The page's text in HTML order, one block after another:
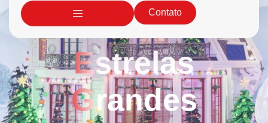
Contato
Estrelas
Grandes